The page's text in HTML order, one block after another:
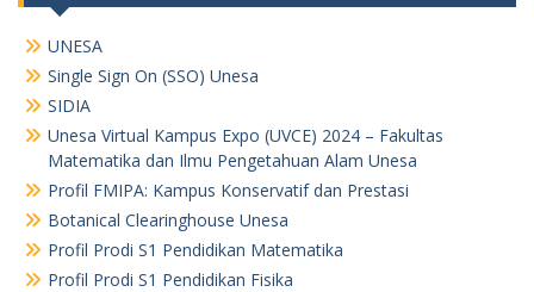
UNESA
Single Sign On (SSO) Unesa
SIDIA
Unesa Virtual Kampus Expo (UVCE) 2024 – Fakultas
Matematika dan Ilmu Pengetahuan Alam Unesa
Profil FMIPA: Kampus Konservatif dan Prestasi
Botanical Clearinghouse Unesa
Profil Prodi S1 Pendidikan Matematika
Profil Prodi S1 Pendidikan Fisika